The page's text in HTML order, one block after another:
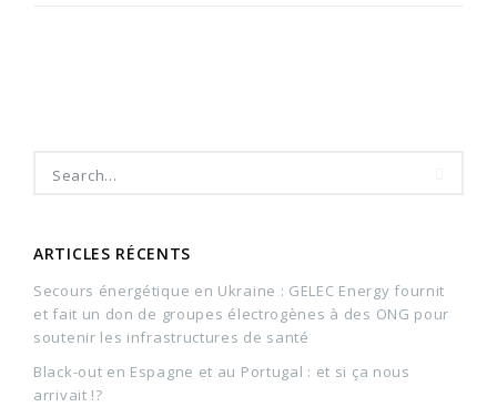
ARTICLES RÉCENTS
Secours énergétique en Ukraine : GELEC Energy fournit
et fait un don de groupes électrogènes à des ONG pour
soutenir les infrastructures de santé
Black-out en Espagne et au Portugal : et si ça nous
arrivait !?